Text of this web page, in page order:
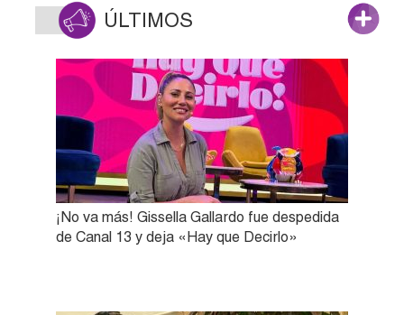
ÚLTIMOS
¡No va más! Gissella Gallardo fue despedida
de Canal 13 y deja «Hay que Decirlo»